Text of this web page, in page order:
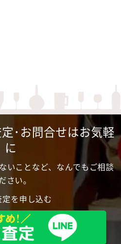
･お問合せはお気軽
に
いことなど、なんでもご相談
さい。
を申し込む